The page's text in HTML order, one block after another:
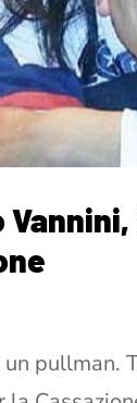
pullman.